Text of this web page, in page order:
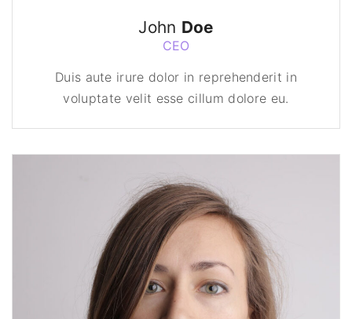
John Doe
CEO
Duis aute irure dolor in reprehenderit in
voluptate velit esse cillum dolore eu.